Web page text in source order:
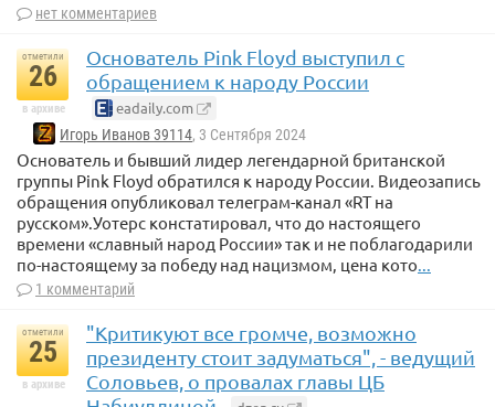
нет комментариев
отметили
26
в архиве
Основатель Pink Floyd выступил с
обращением к народу России
eadaily.com
Игорь Иванов 39114, 3 Сентября 2024
Основатель и бывший лидер легендарной британской
группы Pink Floyd обратился к народу России. Видеозапись
обращения опубликовал телеграм-канал «RT на
русском».Уотерс констатировал, что до настоящего
времени «славный народ России» так и не поблагодарили
по-настоящему за победу над нацизмом, цена кото...
1 комментарий
отметили
25
в архиве
"Критикуют все громче, возможно
президенту стоит задуматься", - ведущий
Соловьев, о провалах главы ЦБ